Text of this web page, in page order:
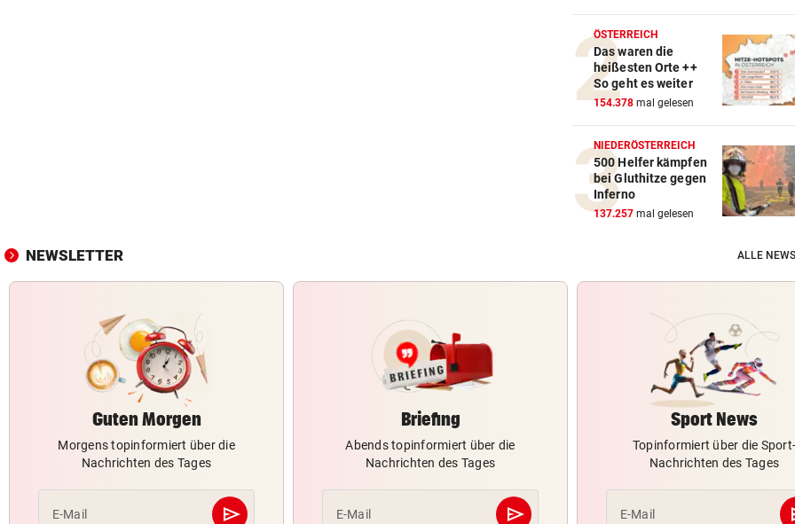
ÖSTERREICH
Das waren die
heißesten Orte ++
So geht es weiter
154.378 mal gelesen
NIEDERÖSTERREICH
500 Helfer kämpfen
bei Gluthitze gegen
Inferno
137.257 mal gelesen
NEWSLETTER ALLE
Guten Morgen
Morgens topinformiert über die
Nachrichten des Tages
E-Mail send
Abschicken
Briefing
Abends topinformiert über die
Nachrichten des Tages
E-Mail send
Abschicken
Sport News
Topinformiert über die Sport-
Nachrichten des Tages
E-Mail